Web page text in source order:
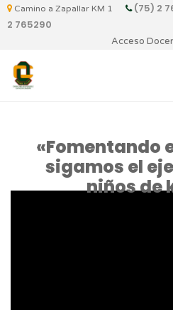
Camino a Zapallar KM 1 (75) 2
2 765290
Acceso
«Fomentando
sigamos el
niños de